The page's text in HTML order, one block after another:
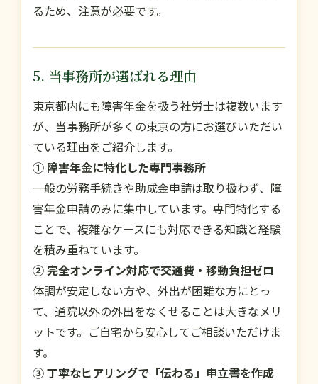
るため、注意が必要です。
5. 当事務所が選ばれる理由
東京都内にも障害年金を扱う社労士は複数います
が、当事務所が多くの東京の方にお選びいただい
ている理由をご紹介します。
① 障害年金に特化した専門事務所
一般の労務手続きや助成金申請は取り扱わず、障
害年金申請のみに集中しています。専門特化する
ことで、複雑なケースにも対応できる知識と経験
を積み重ねています。
② 完全オンライン対応で交通費・移動負担ゼロ
体調が安定しない方や、外出が困難な方にとっ
て、通院以外の外出をなくせることは大きなメリ
ットです。ご自宅から安心してご相談いただけま
す。
③ 丁寧なヒアリングで「伝わる」申立書を作成